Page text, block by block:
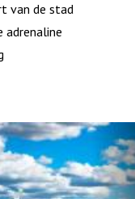
van de stad
adrenaline